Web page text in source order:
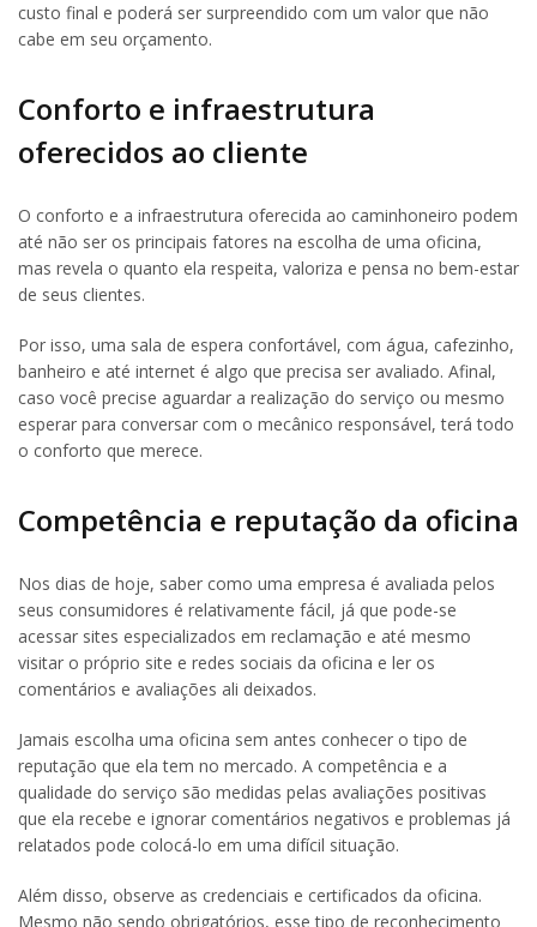
custo final e poderá ser surpreendido com um valor que não
cabe em seu orçamento.
Conforto e infraestrutura
oferecidos ao cliente
O conforto e a infraestrutura oferecida ao caminhoneiro podem
até não ser os principais fatores na escolha de uma oficina,
mas revela o quanto ela respeita, valoriza e pensa no bem-estar
de seus clientes.
Por isso, uma sala de espera confortável, com água, cafezinho,
banheiro e até internet é algo que precisa ser avaliado. Afinal,
caso você precise aguardar a realização do serviço ou mesmo
esperar para conversar com o mecânico responsável, terá todo
o conforto que merece.
Competência e reputação da oficina
Nos dias de hoje, saber como uma empresa é avaliada pelos
seus consumidores é relativamente fácil, já que pode-se
acessar sites especializados em reclamação e até mesmo
visitar o próprio site e redes sociais da oficina e ler os
comentários e avaliações ali deixados.
Jamais escolha uma oficina sem antes conhecer o tipo de
reputação que ela tem no mercado. A competência e a
qualidade do serviço são medidas pelas avaliações positivas
que ela recebe e ignorar comentários negativos e problemas já
relatados pode colocá-lo em uma difícil situação.
Além disso, observe as credenciais e certificados da oficina.
Mesmo não sendo obrigatórios, esse tipo de reconhecimento